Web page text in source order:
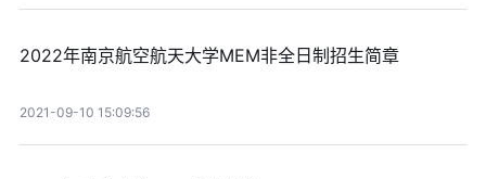
2022年南京航空航天大学MEM非全日制招生简章
2021-09-10 15:09:56